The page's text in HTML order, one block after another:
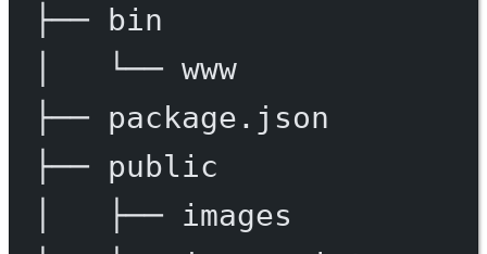
├──
bin
└── www
├──
package.json
├──
public
├──
images